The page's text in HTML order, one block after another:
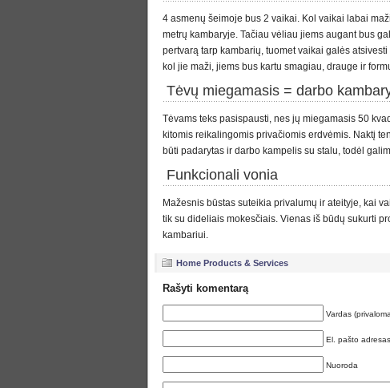
4 asmenų šeimoje bus 2 vaikai. Kol vaikai labai
metrų kambaryje. Tačiau vėliau jiems augant bus
pertvarą tarp kambarių, tuomet vaikai galės
kol jie maži, jiems bus kartu smagiau, drauge ir
Tėvų miegamasis = darbo
Tėvams teks pasispausti, nes jų miegamasis 50
kitomis reikalingomis privačiomis erdvėmis. Naktį
būti padarytas ir darbo kampelis su stalu, todėl
Funkcionali vonia
Mažesnis būstas suteikia privalumų ir ateityje, kai
tik su dideliais mokesčiais. Vienas iš būdų sukurti
kambariui.
Home Products & Services
Rašyti komentarą
Vardas
El. pašto
Nuoroda